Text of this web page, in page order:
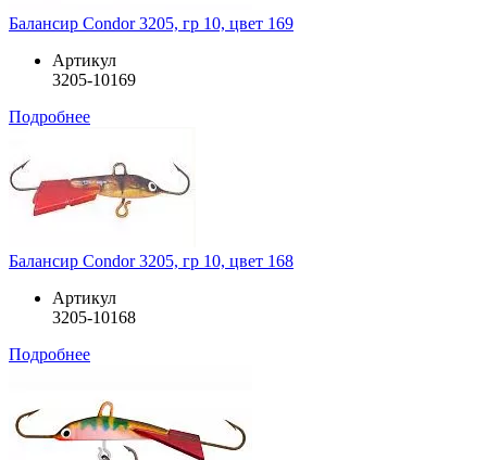
Балансир Condor 3205, гр 10, цвет 169
Артикул
3205-10169
Подробнее
Балансир Condor 3205, гр 10, цвет 168
Артикул
3205-10168
Подробнее